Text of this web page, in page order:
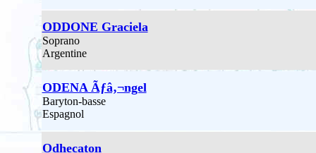
ODDONE Graciela
Soprano
Argentine
ODENA Ãƒâ‚¬ngel
Baryton-basse
Espagnol
Odhecaton